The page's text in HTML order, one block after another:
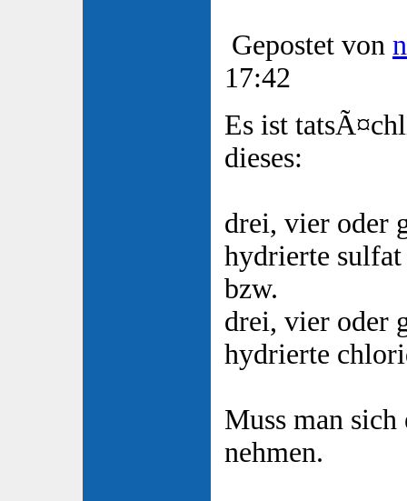
Gepostet von
17:42
Es ist
dieses:
drei, vier oder
hydrierte sulfat
bzw.
drei, vier oder
hydrierte
Muss man
nehmen.